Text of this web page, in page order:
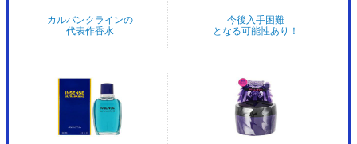
カルバンクラインの
代表作香水
今後入手困難
となる可能性あり！